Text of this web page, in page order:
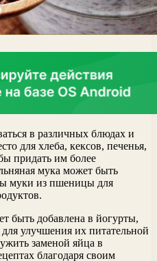
в различных блюдах и
для хлеба, кексов, печенья,
придать им более
мука может быть
муки из пшеницы для
быть добавлена в йогурты,
улучшения их питательной
заменой яйца в
благодаря своим